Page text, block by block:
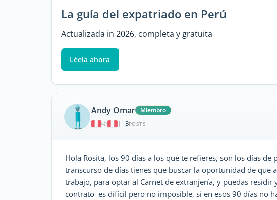
La guía del expatriado en Perú
Actualizada in 2026, completa y gratuita
Léela ahora
Andy Omar
Miembro
|
3POSTS
Hola Rosita, los 90 días a los que te refieres, son los días
transcurso de días tienes que buscar la oportunidad de que
trabajo, para optar al Carnet de extranjería, y puedas
contrato es difícil pero no imposible, si en esos 90 días no